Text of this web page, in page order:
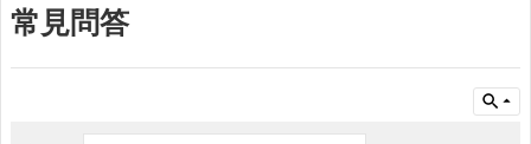
機
關
常見問答